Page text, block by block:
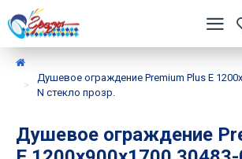
Душевое ограждение Premium Plus E
N стекло прозр.
Душевое ограждение